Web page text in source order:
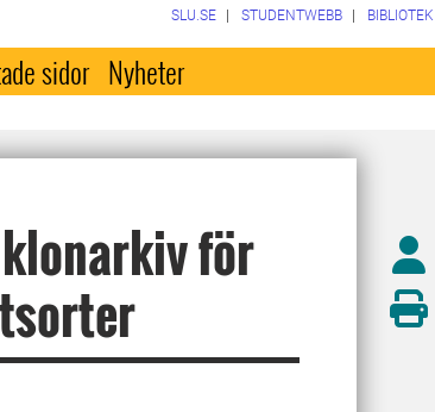
SLU.SE STUDENTWEBB BIBLIOTEK
sidor Nyheter
för